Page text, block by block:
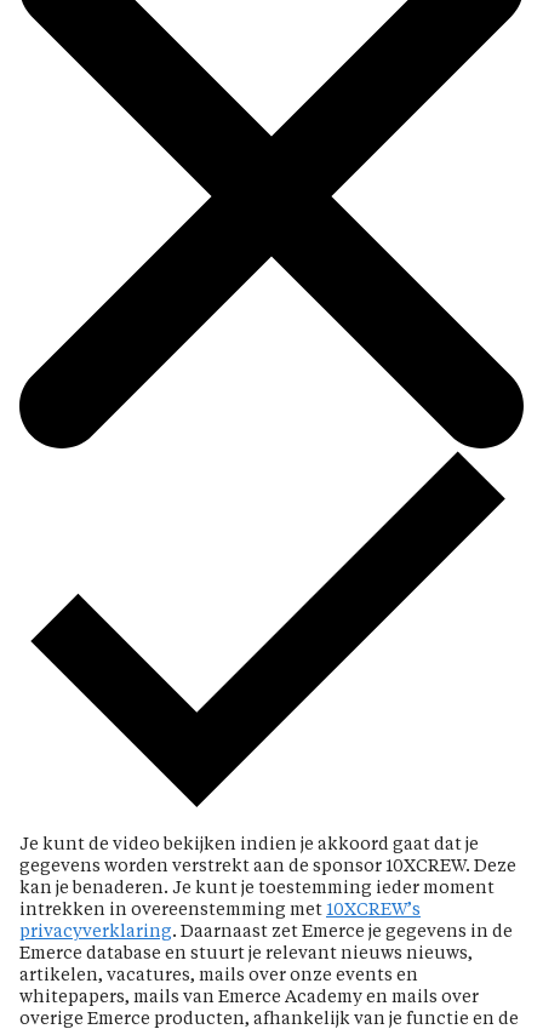
Je kunt de video bekijken indien je akkoord gaat dat je
gegevens worden verstrekt aan de sponsor 10XCREW. Deze
kan je benaderen. Je kunt je toestemming ieder moment
intrekken in overeenstemming met 10XCREW’s
privacyverklaring. Daarnaast zet Emerce je gegevens in de
Emerce database en stuurt je relevant nieuws nieuws,
artikelen, vacatures, mails over onze events en
whitepapers, mails van Emerce Academy en mails over
overige Emerce producten, afhankelijk van je functie en de